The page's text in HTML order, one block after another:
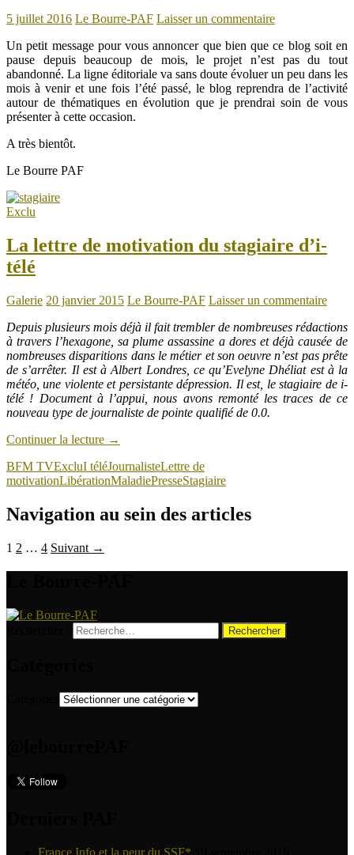
5 juillet 2016 Le Bourre-PAF Laisser un commentaire
Un petit message pour vous annoncer que bien que ce blog soit en
pause depuis beaucoup de mois, le projet n’est pas du tout
abandonné. La ligne éditoriale va sans doute évoluer un peu dans les
mois à venir et une fois l’été passé, le blog reprendra de l’activité
autour de thématiques en évolution que je prendrai soin de vous
présenter à cette occasion.
A très bientôt.
Le Bourre PAF
Exclu
La lettre de motivation du stagiaire d’i-
télé
Galerie 20 janvier 2015 Le Bourre-PAF Laisser un commentaire
Depuis plusieurs mois déjà il fait trembler de nombreuses rédactions
à travers l’hexagone, sa plume assassine a dores et déjà causée de
nombreuses disparitions dans le métier et son oeuvre n’est pas prête
de s’arrêter. Il est à Albert Londres, ce qu’Evelyne Dhéliat est à la
météo, une violente et persistante dépression. Il est, le stagiaire de i-
télé ! Document à l’appui, nous avons remonté les traces de ce
nouveau type de journaliste de pointe qualifié de 0.0.
Continuer la lecture →
BFM TVExcluI téléJournalisteLettre de
motivationLibérationMaladiePresseStagiaire
Navigation au sein des articles
1 2 … 4 Suivant →